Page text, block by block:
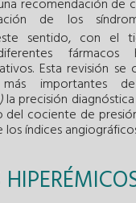
recomendación de
de los
sentido, con el
fármacos
Esta revisión se
más importantes
la precisión
del cociente de
los índices